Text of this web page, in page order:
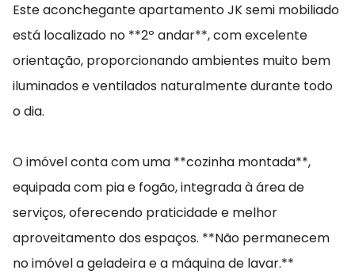
Este aconchegante apartamento JK semi mobiliado
está localizado no **2º andar**, com excelente
orientação, proporcionando ambientes muito bem
iluminados e ventilados naturalmente durante todo
o dia.
O imóvel conta com uma **cozinha montada**,
equipada com pia e fogão, integrada à área de
serviços, oferecendo praticidade e melhor
aproveitamento dos espaços. **Não permanecem
no imóvel a geladeira e a máquina de lavar.**